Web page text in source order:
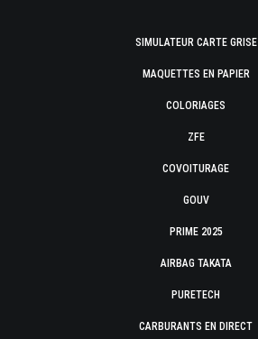
SIMULATEUR CARTE GRISE
MAQUETTES EN PAPIER
COLORIAGES
ZFE
COVOITURAGE
GOUV
PRIME 2025
AIRBAG TAKATA
PURETECH
CARBURANTS EN DIRECT